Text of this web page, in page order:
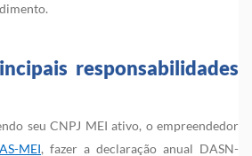
responsabilidades
seu CNPJ MEI ativo, o empreendedor
MEI, fazer a declaração anual DASN-